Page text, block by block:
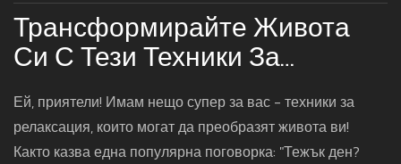
Трансформирайте Живота
Си С Тези Техники За
Релаксация
Ей, приятели! Имам нещо супер за вас - техники за
релаксация, които могат да преобразят живота ви!
Както казва една популярна поговорка: "Тежък ден?